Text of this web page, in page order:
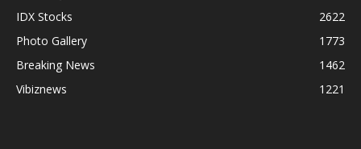
IDX Stocks
2622
Photo Gallery
1773
Breaking News
1462
Vibiznews
1221